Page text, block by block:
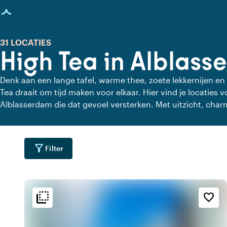
geladen
High Tea in
31 LOCATIES
Denk aan een lange tafel, warme thee, zoete lekkernijen
Tea draait om tijd maken voor elkaar. Hier vind je locaties
Alblasserdam die dat gevoel versterken. Met uitzicht,
filter_alt Filter
flip_to_back favorite_border
flip_to_back Sfeer en esthetiek
home
Bereikbaarheid en ligging
sailing
Aan de haven
Bereikbaar per watertaxi